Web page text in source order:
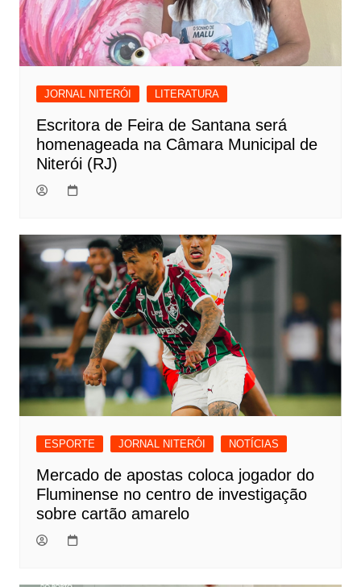
JORNAL NITERÓI LITERATURA
Escritora de Feira de Santana será
homenageada na Câmara Municipal de
Niterói (RJ)
ESPORTE JORNAL NITERÓI NOTÍCIAS
Mercado de apostas coloca jogador do
Fluminense no centro de investigação
sobre cartão amarelo